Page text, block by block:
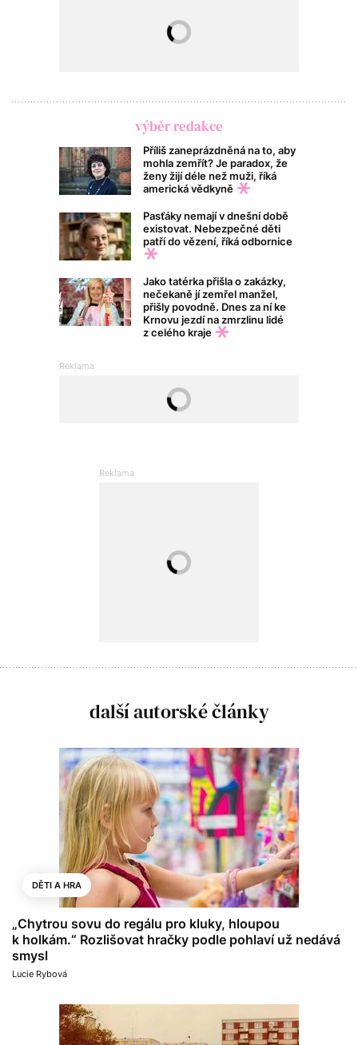
výběr redakce
Příliš zaneprázdněná na to, aby
mohla zemřít? Je paradox, že
ženy žijí déle než muži, říká
americká vědkyně
Pasťáky nemají v dnešní době
existovat. Nebezpečné děti
patří do vězení, říká odbornice
Jako tatérka přišla o zakázky,
nečekaně jí zemřel manžel,
přišly povodně. Dnes za ní ke
Krnovu jezdí na zmrzlinu lidé
z celého kraje
další autorské články
DĚTI A HRA
„Chytrou sovu do regálu pro kluky, hloupou
k holkám.“ Rozlišovat hračky podle pohlaví už nedává
smysl
Lucie Rybová